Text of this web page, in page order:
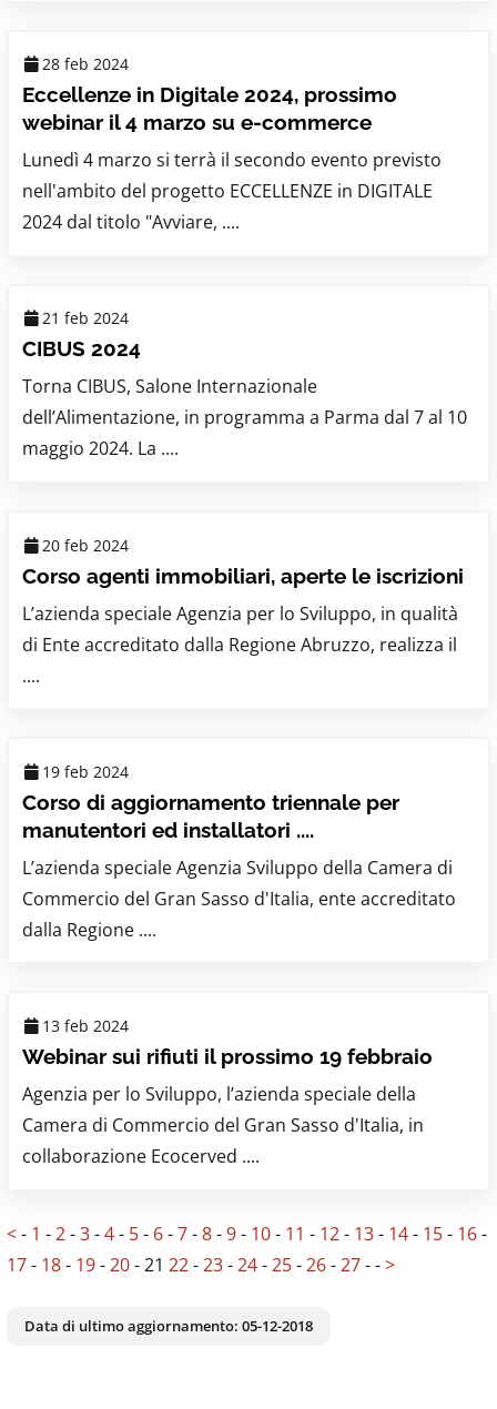
28 feb 2024
Eccellenze in Digitale 2024, prossimo
webinar il 4 marzo su e-commerce
Lunedì 4 marzo si terrà il secondo evento previsto
nell'ambito del progetto ECCELLENZE in DIGITALE
2024 dal titolo "Avviare, ....
21 feb 2024
CIBUS 2024
Torna CIBUS, Salone Internazionale
dell’Alimentazione, in programma a Parma dal 7 al 10
maggio 2024. La ....
20 feb 2024
Corso agenti immobiliari, aperte le iscrizioni
L’azienda speciale Agenzia per lo Sviluppo, in qualità
di Ente accreditato dalla Regione Abruzzo, realizza il
....
19 feb 2024
Corso di aggiornamento triennale per
manutentori ed installatori ....
L’azienda speciale Agenzia Sviluppo della Camera di
Commercio del Gran Sasso d'Italia, ente accreditato
dalla Regione ....
13 feb 2024
Webinar sui rifiuti il prossimo 19 febbraio
Agenzia per lo Sviluppo, l’azienda speciale della
Camera di Commercio del Gran Sasso d'Italia, in
collaborazione Ecocerved ....
<- 1 -2-3-4- 5- 6-7-8-9- 10- 11 - 12- 13- 14- 15- 16-
17- 18- 19-20-21 22-23-24-25-26-27-->
Data di ultimo aggiornamento: 05-12-2018